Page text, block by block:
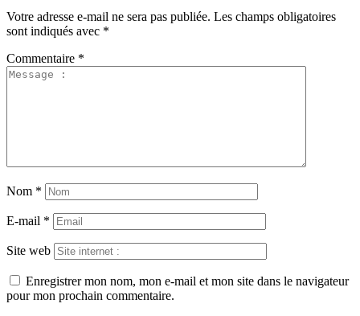
Votre adresse e-mail ne sera pas publiée. Les champs obligatoires
sont indiqués avec *
Commentaire *
Nom *
E-mail *
Site web
Enregistrer mon nom, mon e-mail et mon site dans le navigateur
pour mon prochain commentaire.